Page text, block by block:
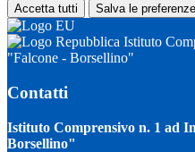
Accetta tutti Salva le preferenze
Istituto
"Falcone - Borsellino"
Contatti
Istituto Comprensivo n. 1 ad
Borsellino"